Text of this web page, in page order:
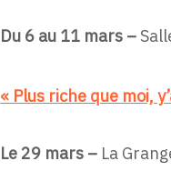
Du 6 au 11 mars –
« Plus riche que moi,
Le 29 mars – La